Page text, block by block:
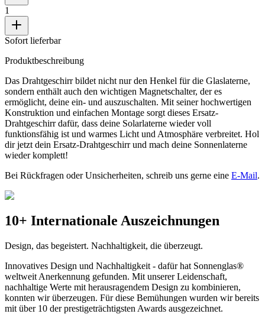
1
Sofort lieferbar
Produktbeschreibung
Das Drahtgeschirr bildet nicht nur den Henkel für die Glaslaterne,
sondern enthält auch den wichtigen Magnetschalter, der es
ermöglicht, deine ein- und auszuschalten. Mit seiner hochwertigen
Konstruktion und einfachen Montage sorgt dieses Ersatz-
Drahtgeschirr dafür, dass deine Solarlaterne wieder voll
funktionsfähig ist und warmes Licht und Atmosphäre verbreitet. Hol
dir jetzt dein Ersatz-Drahtgeschirr und mach deine Sonnenlaterne
wieder komplett!
Bei Rückfragen oder Unsicherheiten, schreib uns gerne eine E-Mail.
10+ Internationale Auszeichnungen
Design, das begeistert. Nachhaltigkeit, die überzeugt.
Innovatives Design und Nachhaltigkeit - dafür hat Sonnenglas®
weltweit Anerkennung gefunden. Mit unserer Leidenschaft,
nachhaltige Werte mit herausragendem Design zu kombinieren,
konnten wir überzeugen. Für diese Bemühungen wurden wir bereits
mit über 10 der prestigeträchtigsten Awards ausgezeichnet.